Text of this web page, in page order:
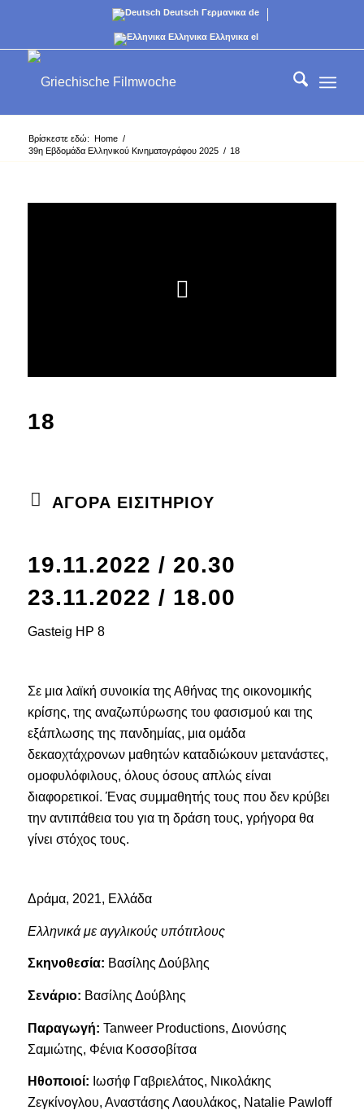
Deutsch Γερμανικα de
Ελληνικα Ελληνικα el
Βρίσκεστε εδώ: Home /
39η Εβδομάδα Ελληνικού Κινηματογράφου 2025 / 18
18
ΑΓΟΡΑ ΕΙΣΙΤΗΡΙΟΥ
19.11.2022 / 20.30
23.11.2022 / 18.00
Gasteig HP 8
Σε μια λαϊκή συνοικία της Αθήνας της οικονομικής
κρίσης, της αναζωπύρωσης του φασισμού και της
εξάπλωσης της πανδημίας, μια ομάδα
δεκαοχτάχρονων μαθητών καταδιώκουν μετανάστες,
ομοφυλόφιλους, όλους όσους απλώς είναι
διαφορετικοί. Ένας συμμαθητής τους που δεν κρύβει
την αντιπάθεια του για τη δράση τους, γρήγορα θα
γίνει στόχος τους.
Δράμα, 2021, Ελλάδα
Ελληνικά με αγγλικούς υπότιτλους
Σκηνοθεσία: Βασίλης Δούβλης
Σενάριο: Βασίλης Δούβλης
Παραγωγή: Tanweer Productions, Διονύσης
Σαμιώτης, Φένια Κοσσοβίτσα
Ηθοποιοί: Ιωσήφ Γαβριελάτος, Νικολάκης
Ζεγκίνογλου, Αναστάσης Λαουλάκος, Natalie Pawloff